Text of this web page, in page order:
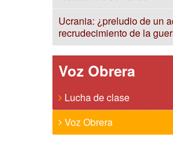
Ucrania: ¿preludio de un
recrudecimiento de la
Voz Obrera
Lucha de clase
Voz Obrera